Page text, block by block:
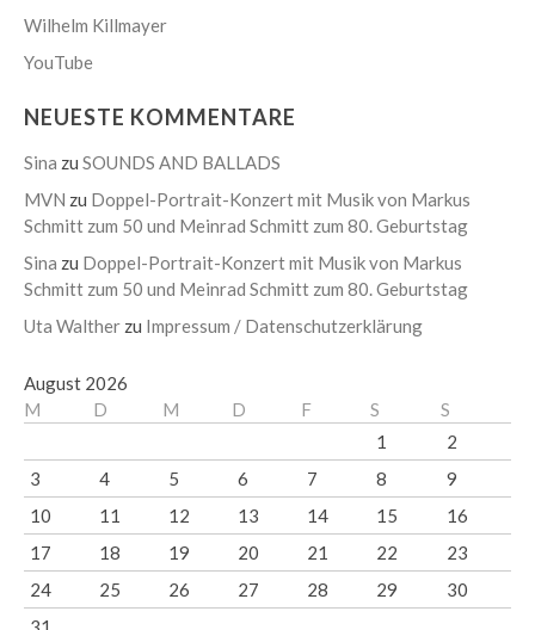
Wilhelm Killmayer
YouTube
NEUESTE KOMMENTARE
Sina zu SOUNDS AND BALLADS
MVN zu Doppel-Portrait-Konzert mit Musik von Markus
Schmitt zum 50 und Meinrad Schmitt zum 80. Geburtstag
Sina zu Doppel-Portrait-Konzert mit Musik von Markus
Schmitt zum 50 und Meinrad Schmitt zum 80. Geburtstag
Uta Walther zu Impressum / Datenschutzerklärung
August 2026
M
D M D F S
S
1
2
3
4 5 6 7 8
9
10
11 12 13 14 15
16
17
18 19 20 21 22
23
24
25 26 27 28 29
30